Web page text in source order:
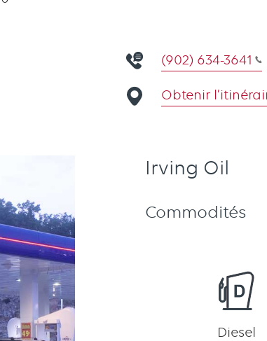
(902) 634-3641
Obtenir
Irving Oil
Commodités
Diesel